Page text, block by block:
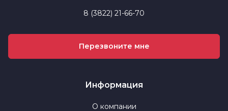
8 (3822) 21-66-70
Перезвоните мне
Информация
О компании